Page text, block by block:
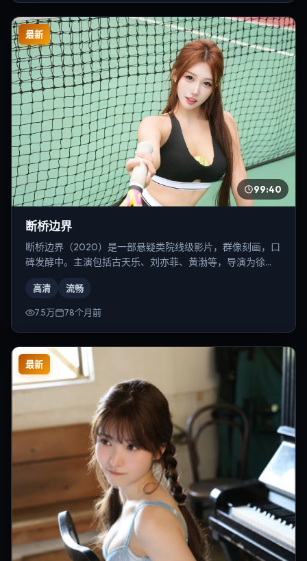
最新
99:40
断桥边界
断桥边界（2020）是一部悬疑类院线级影片，群像刻画，口
碑发酵中。主演包括古天乐、刘亦菲、黄渤等，导演为徐
高清 流畅
7.5万 78个月前
最新